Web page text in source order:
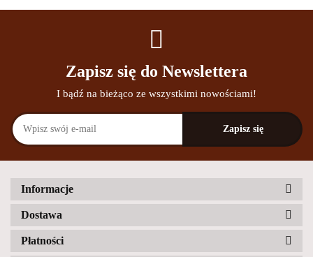
Zapisz się do Newslettera
I bądź na bieżąco ze wszystkimi nowościami!
Informacje
Dostawa
Płatności